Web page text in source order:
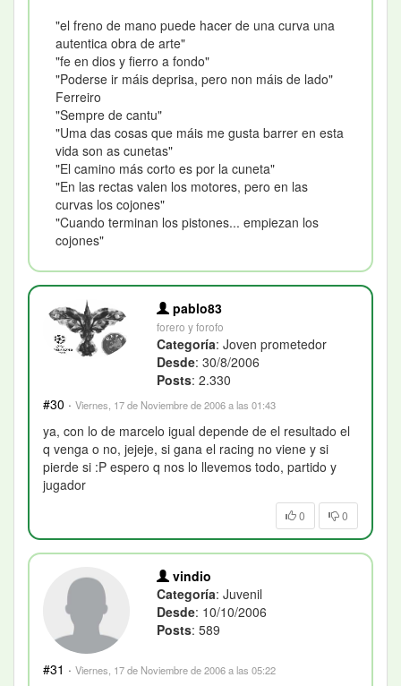
"el freno de mano puede hacer de una curva una
autentica obra de arte"
"fe en dios y fierro a fondo"
"Poderse ir máis deprisa, pero non máis de lado"
Ferreiro
"Sempre de cantu"
"Uma das cosas que máis me gusta barrer en esta
vida son as cunetas"
"El camino más corto es por la cuneta"
"En las rectas valen los motores, pero en las
curvas los cojones"
"Cuando terminan los pistones... empiezan los
cojones"
pablo83
forero y forofo
Categoría: Joven prometedor
Desde: 30/8/2006
Posts: 2.330
#30 · Viernes, 17 de Noviembre de 2006 a las 01:43
ya, con lo de marcelo igual depende de el resultado el
q venga o no, jejeje, si gana el racing no viene y si
pierde si :P espero q nos lo llevemos todo, partido y
jugador
0 0
vindio
Categoría: Juvenil
Desde: 10/10/2006
Posts: 589
#31 · Viernes, 17 de Noviembre de 2006 a las 05:22